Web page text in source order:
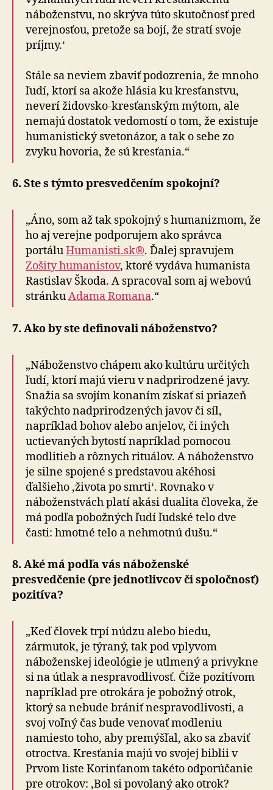
náboženstvu, no skrýva túto skutočnosť pred
verejnosťou, pretože sa bojí, že stratí svoje
príjmy.‘
Stále sa neviem zbaviť podozrenia, že mnoho
ľudí, ktorí sa akože hlásia ku kresťanstvu,
neverí židovsko-kresťanským mýtom, ale
nemajú dostatok vedomostí o tom, že existuje
humanistický svetonázor, a tak o sebe zo
zvyku hovoria, že sú kresťania.“
6. Ste s týmto presvedčením spokojní?
„Áno, som až tak spokojný s humanizmom, že
ho aj verejne podporujem ako správca
portáluHumanisti.sk®. Ďalej spravujem
Zošity humanistov, ktoré vydáva humanista
Rastislav Škoda. A spracoval som aj webovú
stránkuAdama Romana.“
7. Ako by ste definovali náboženstvo?
„Náboženstvo chápem ako kultúru určitých
ľudí, ktorí majú vieru v nadprirodzené javy.
Snažia sa svojím konaním získať si priazeň
takýchto nadprirodzených javov či síl,
napríklad bohov alebo anjelov, či iných
uctievaných bytostí napríklad pomocou
modlitieb a rôznych rituálov. A náboženstvo
je silne spojené s predstavou akéhosi
ďalšieho ‚života po smrti‘. Rovnako v
náboženstvách platí akási dualita človeka, že
má podľa pobožných ľudí ľudské telo dve
časti: hmotné telo a nehmotnú dušu.“
8. Aké má podľa vás náboženské
presvedčenie (pre jednotlivcov či spoločnosť)
pozitíva?
„Keď človek trpí núdzu alebo biedu,
zármutok, je týraný, tak pod vplyvom
náboženskej ideológie je utlmený a privykne
si na útlak a nespravodlivosť. Čiže pozitívom
napríklad pre otrokára je pobožný otrok,
ktorý sa nebude brániť nespravodlivosti, a
svoj voľný čas bude venovať modleniu
namiesto toho, aby premýšľal, ako sa zbaviť
otroctva. Kresťania majú vo svojej biblii v
Prvom liste Korinťanom takéto odporúčanie
pre otrokov: ‚Bol si povolaný ako otrok?